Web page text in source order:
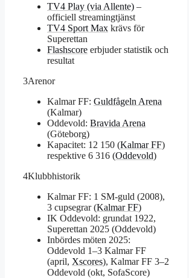
TV4 Play (via Allente) –
officiell streamingtjänst
TV4 Sport Max krävs för
Superettan
Flashscore erbjuder statistik och
resultat
3Arenor
Kalmar FF: Guldfågeln Arena
(Kalmar)
Oddevold: Bravida Arena
(Göteborg)
Kapacitet: 12 150 (Kalmar FF)
respektive 6 316 (Oddevold)
4Klubbhistorik
Kalmar FF: 1 SM-guld (2008),
3 cupsegrar (Kalmar FF)
IK Oddevold: grundat 1922,
Superettan 2025 (Oddevold)
Inbördes möten 2025:
Oddevold 1–3 Kalmar FF
(april, Xscores), Kalmar FF 3–2
Oddevold (okt, SofaScore)